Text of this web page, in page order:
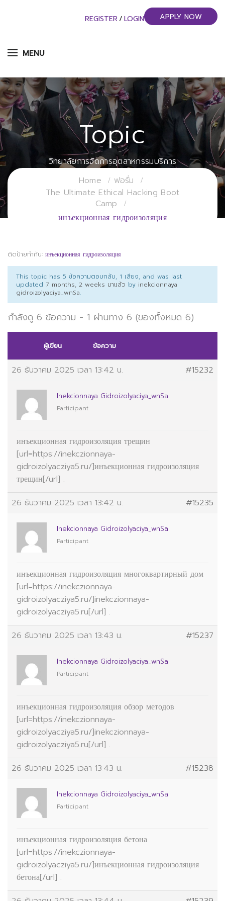
MENU
REGISTER / LOGIN APPLY NOW
Topic
วิทยาลัยการจัดการอุตสาหกรรมบริการ
มหาวิทยาลัยราชภัฏสวนสุนันทา
Home
ฟอรั่ม
The Ultimate Ethical Hacking Boot
Camp
инъекционная гидроизоляция
ติดป้ายกำกับ: инъекционная гидроизоляция
This topic has 5 ข้อความตอบกลับ, 1 เสียง, and was last
updated 7 months, 2 weeks มาแล้ว by inekcionnaya
gidroizolyaciya_wnSa.
กำลังดู 6 ข้อความ - 1 ผ่านทาง 6 (ของทั้งหมด 6)
ผู้เขียน ข้อความ
26 ธันวาคม 2025 เวลา 13:42 น. #15232
Inekcionnaya Gidroizolyaciya_wnSa
Participant
инъекционная гидроизоляция трещин
[url=https://inekczionnaya-
gidroizolyacziya5.ru/]инъекционная гидроизоляция
трещин[/url] .
26 ธันวาคม 2025 เวลา 13:42 น.
#15235
Inekcionnaya Gidroizolyaciya_wnSa
Participant
инъекционная гидроизоляция многоквартирный дом
[url=https://inekczionnaya-
gidroizolyacziya5.ru/]inekczionnaya-
gidroizolyacziya5.ru[/url] .
26 ธันวาคม 2025 เวลา 13:43 น.
#15237
Inekcionnaya Gidroizolyaciya_wnSa
Participant
инъекционная гидроизоляция обзор методов
[url=https://inekczionnaya-
gidroizolyacziya5.ru/]inekczionnaya-
gidroizolyacziya5.ru[/url] .
26 ธันวาคม 2025 เวลา 13:43 น.
#15238
Inekcionnaya Gidroizolyaciya_wnSa
Participant
инъекционная гидроизоляция бетона
[url=https://inekczionnaya-
gidroizolyacziya5.ru/]инъекционная гидроизоляция
бетона[/url] .